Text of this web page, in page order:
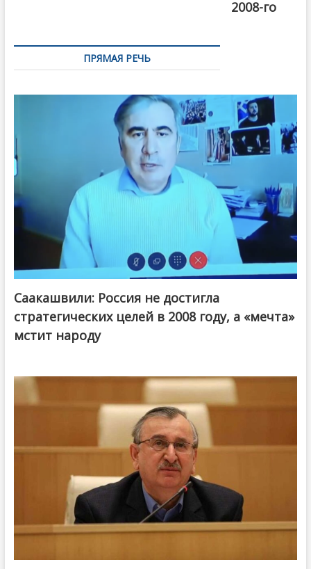
2008-го
ПРЯМАЯ РЕЧЬ
Саакашвили: Россия не достигла
стратегических целей в 2008 году, а «мечта»
мстит народу